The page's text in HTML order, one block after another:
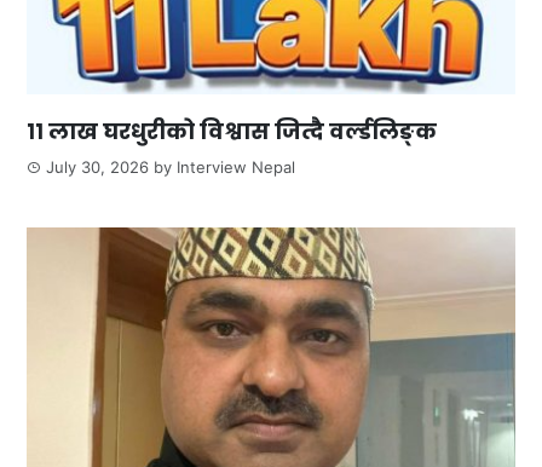
११ लाख घरधुरीको विश्वास जित्दै वर्ल्डलिङ्क
July 30, 2026 by Interview Nepal